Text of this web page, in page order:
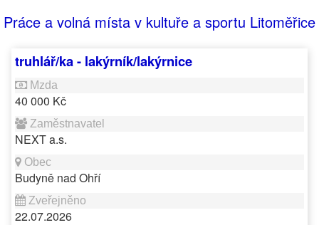
Práce a volná místa v kultuře a sportu Litoměřice
truhlář/ka - lakýrník/lakýrnice
40 000 Kč
NEXT a.s.
Budyně nad Ohří
22.07.2026